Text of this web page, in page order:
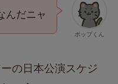
ポップくん
んだニャ
の日本公演スケジ